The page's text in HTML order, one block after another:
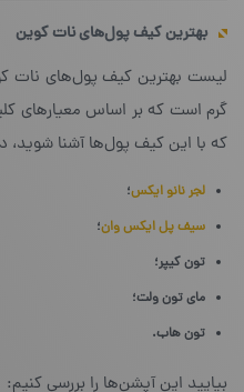
بهترین کیف پول‌های نات کوین
لیست بهترین کیف پول‌های نات
گرم است که بر اساس معیارهای
که با این کیف پول‌ها آشنا شوید،
لجر نانو ایکس؛
سیف پل ایکس وان؛
تون کیپر؛
مای تون ولت؛
تون هاب.
بیایید این آپشن‌ها را بررسی کنیم: